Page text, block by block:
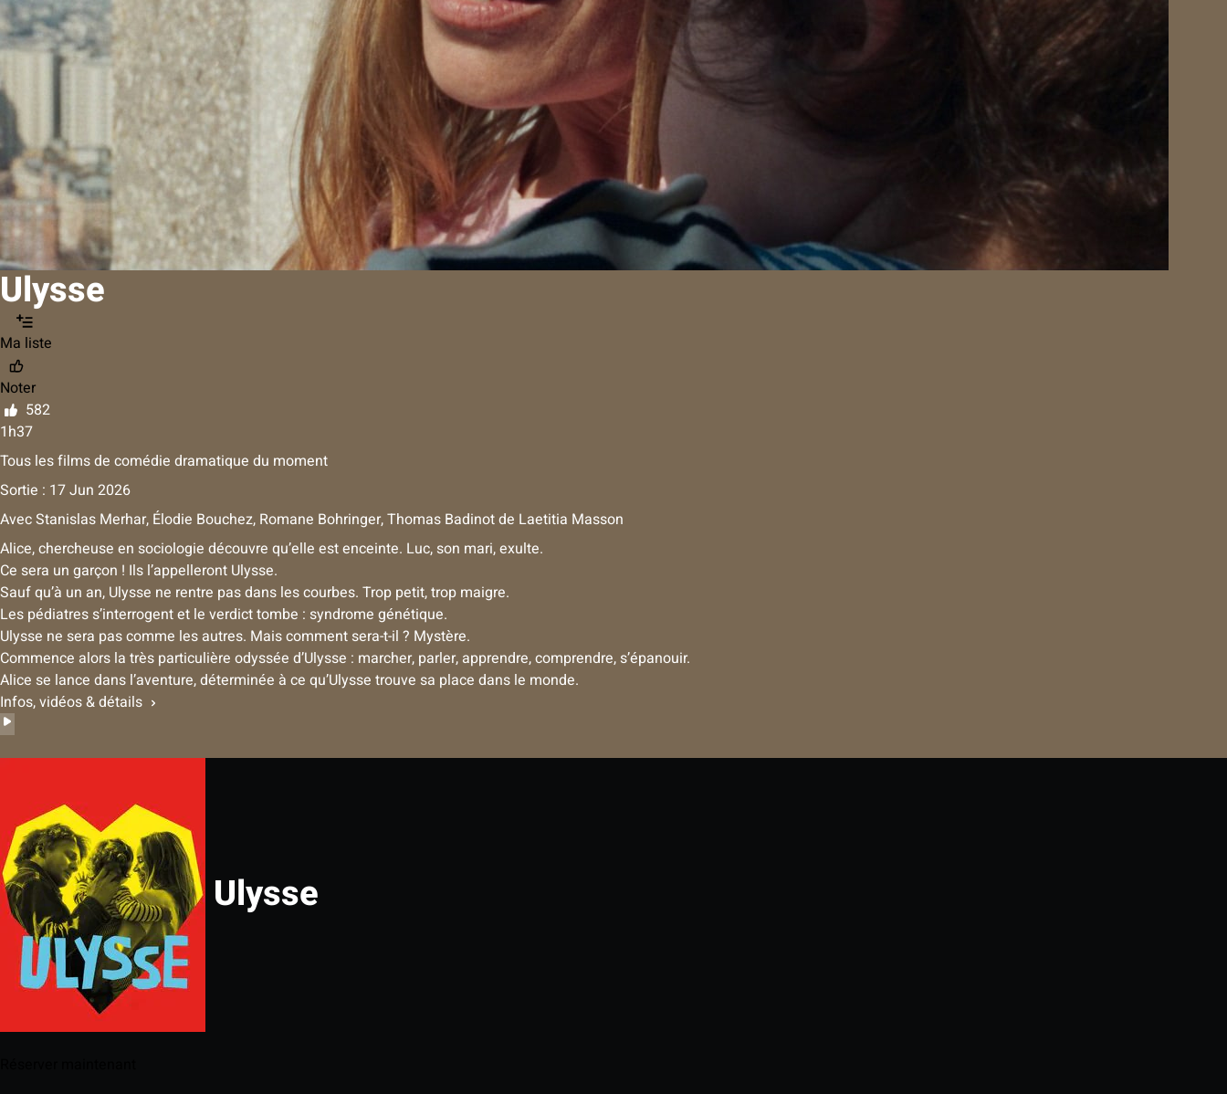
Ulysse
Ma liste
Noter
582
1h37
Tous les films de comédie dramatique du moment
Sortie : 17 Jun 2026
AvecStanislas Merhar, Élodie Bouchez, Romane Bohringer,Thomas Badinotde Laetitia Masson
Alice, chercheuse en sociologie découvre qu’elle est enceinte. Luc, son mari, exulte.
Ce sera un garçon ! Ils l’appelleront Ulysse.
Sauf qu’à un an, Ulysse ne rentre pas dans les courbes. Trop petit, trop maigre.
Les pédiatres s’interrogent et le verdict tombe : syndrome génétique.
Ulysse ne sera pas comme les autres. Mais comment sera-t-il ? Mystère.
Commence alors la très particulière odyssée d’Ulysse : marcher, parler, apprendre, comprendre, s’épanouir.
Alice se lance dans l’aventure, déterminée à ce qu’Ulysse trouve sa place dans le monde.
Infos, vidéos & détails
Ulysse